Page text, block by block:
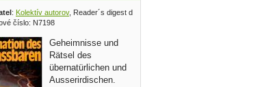
: Kolektív autorov, Reader´s digest das Beste 1983
číslo: N7198
Geheimnisse und
Rätsel des
übernatürlichen und
Ausserirdischen.